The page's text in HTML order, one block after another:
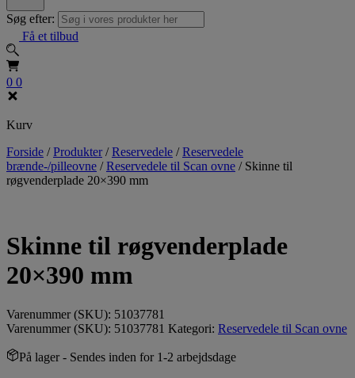
Søg efter:
Få et tilbud
0 0
Kurv
Forside /Produkter /Reservedele /Reservedele
brænde-/pilleovne /Reservedele til Scan ovne / Skinne til
røgvenderplade 20×390 mm
Skinne til røgvenderplade
20×390 mm
Varenummer (SKU): 51037781
Varenummer (SKU): 51037781 Kategori: Reservedele til Scan ovne
På lager - Sendes inden for 1-2 arbejdsdage